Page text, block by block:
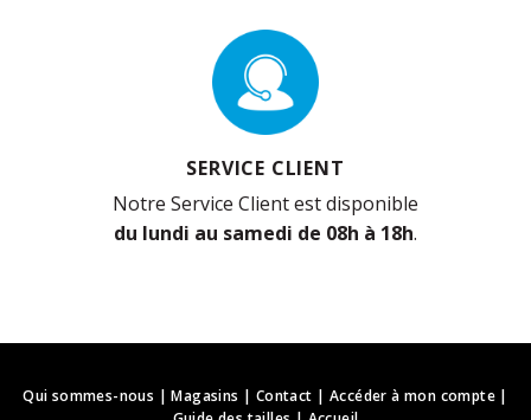
SERVICE CLIENT
Notre Service Client est disponible
du lundi au samedi de 08h à 18h.
Qui sommes-nous |Magasins | Contact | Accéder à mon compte|